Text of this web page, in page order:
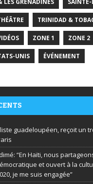
TRINIDAD &
ZONE 1 ZONE 2
UNIS ÉVÉNEMENT
guadeloupéen, reçoit un
“En Haïti, nous
et ouvert à la
je me suis engagée”